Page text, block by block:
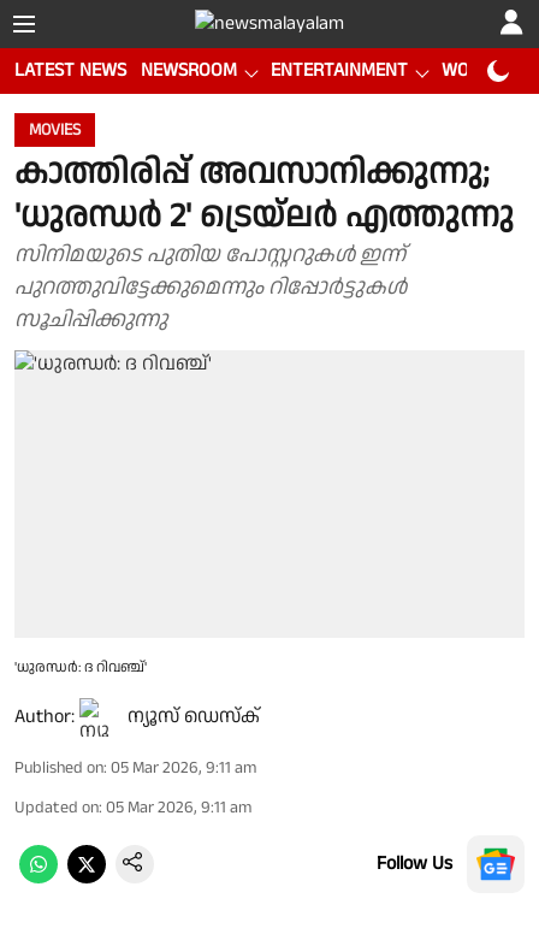
LATEST NEWS NEWSROOM ENTERTAINMENT WORLD CUP
MOVIES
കാത്തിരിപ്പ് അവസാനിക്കുന്നു;
'ധുരന്ധർ 2' ട്രെയ്‌ലർ എത്തുന്നു
സിനിമയുടെ പുതിയ പോസ്റ്ററുകൾ ഇന്ന്
പുറത്തുവിട്ടേക്കുമെന്നും റിപ്പോർട്ടുകൾ
സൂചിപ്പിക്കുന്നു
'ധുരന്ധർ: ദ റിവഞ്ച്'
Author: ന്യൂസ് ഡെസ്ക്
Published on: 05 Mar 2026, 9:11 am
Updated on: 05 Mar 2026, 9:11 am
Follow Us